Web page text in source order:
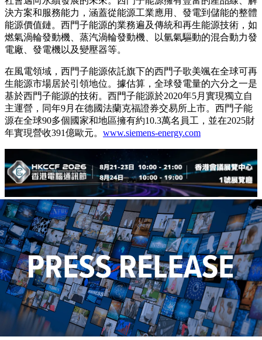
決方案和服務能力，涵蓋從能源工業應用、發電到儲能的整體
能源價值鏈。西門子能源的業務遍及傳統和再生能源技術，如
燃氣渦輪發動機、蒸汽渦輪發動機、以氫氣驅動的混合動力發
電廠、發電機以及變壓器等。
在風電領域，西門子能源依託旗下的西門子歌美颯在全球可再
生能源市場居於引領地位。據估算，全球發電量的六分之一是
基於西門子能源的技術。西門子能源於2020年5月實現獨立自
主運營，同年9月在德國法蘭克福證券交易所上市。西門子能
源在全球90多個國家和地區擁有約10.3萬名員工，並在2025財
年實現營收391億歐元。 www.siemens-energy.com